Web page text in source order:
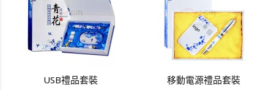
USB禮品套裝 移動電源禮品套裝